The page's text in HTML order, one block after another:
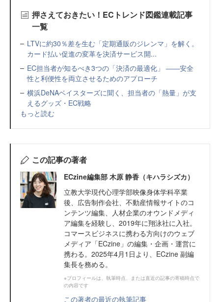
押さえておきたい！ECトレンド図鑑連載記事
一覧
LTVに約30％差を生む「定期通販のジレンマ」を解く。
カード払い促進の変革を決済サービス開...
EC担当者が知るべき3つの「決済の最適化」 ――安全
性と利便性を両立させるためのアプローチ
横浜DeNAベイスターズに聞く、担当者の「熱量」が支
えるグッズ・EC戦略
もっと読む
この記事の著者
ECzine編集部 木原 静香（キハラシズカ）
立教大学現代心理学部映像身体学科卒業
後、広告制作会社、不動産情報サイトのコ
ンテンツ編集、人材企業のオウンドメディ
ア編集を経験し、2019年に翔泳社に入社。
コマースビジネスに携わる方向けのウェブ
メディア「ECzine」の編集・企画・運営に
携わる。2025年4月1日より、ECzine 副編
集長を務める。
※プロフィールは、執筆時点、または直近の記事の寄稿時点で
の内容です
この著者の最近の執筆記事